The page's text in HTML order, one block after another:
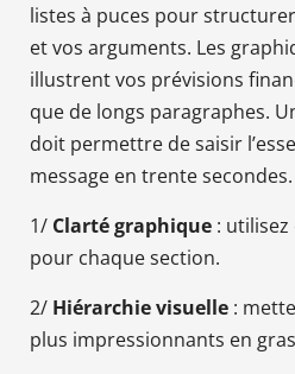
listes à puces pour
et vos arguments. Les
illustrent vos prévisions
que de longs paragraphes.
doit permettre de saisir
message en trente secondes.
1/ Clarté graphique :
pour chaque section.
2/ Hiérarchie visuelle :
plus impressionnants en